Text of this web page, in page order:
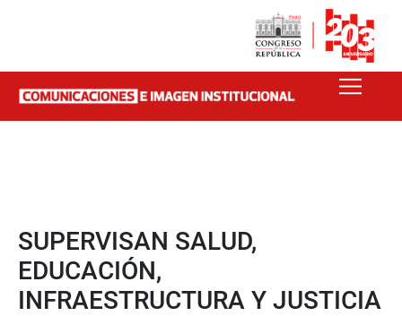
SUPERVISAN SALUD,
EDUCACIÓN,
INFRAESTRUCTURA Y JUSTICIA